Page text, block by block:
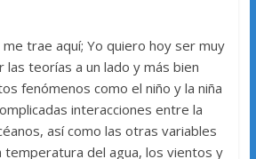
trae aquí; Yo quiero hoy ser muy
teorías a un lado y más bien
fenómenos como el niño y la niña
interacciones entre la
así como las otras variables
temperatura del agua, los vientos y